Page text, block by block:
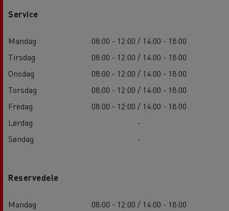
Service
Mandag
08:00 - 12:00 / 14:00 - 18:00
Tirsdag
08:00 - 12:00 / 14:00 - 18:00
Onsdag
08:00 - 12:00 / 14:00 - 18:00
Torsdag
08:00 - 12:00 / 14:00 - 18:00
Fredag
08:00 - 12:00 / 14:00 - 18:00
Lørdag
-
Søndag
-
Reservedele
Mandag
08:00 - 12:00 / 14:00 - 18:00